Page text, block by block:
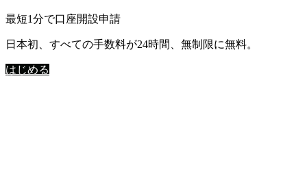
最短1分で口座開設申請
日本初、すべての手数料が24時間、無制限に無料。
はじめる